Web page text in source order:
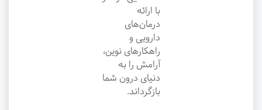
با ارائه
درمان‌های
دارویی و
راهکارهای نوین،
آرامش را به
دنیای درون شما
بازگرداند.